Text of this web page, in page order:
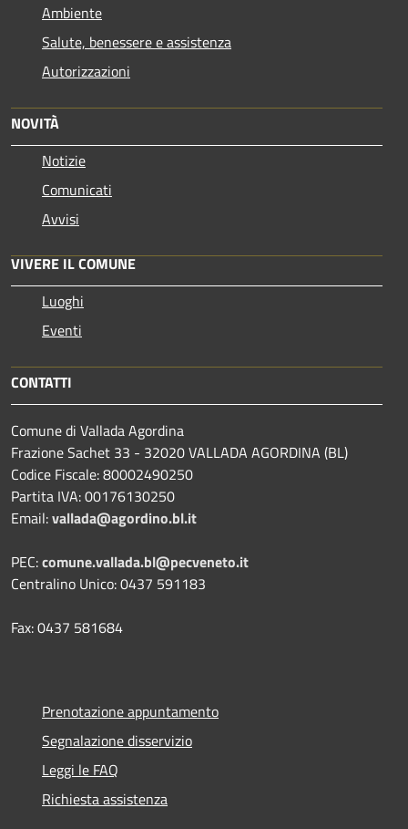
Ambiente
Salute, benessere e assistenza
Autorizzazioni
NOVITÀ
Notizie
Comunicati
Avvisi
VIVERE IL COMUNE
Luoghi
Eventi
CONTATTI
Comune di Vallada Agordina
Frazione Sachet 33 - 32020 VALLADA AGORDINA (BL)
Codice Fiscale: 80002490250
Partita IVA: 00176130250
Email:vallada@agordino.bl.it
PEC:comune.vallada.bl@pecveneto.it
Centralino Unico: 0437 591183
Fax: 0437 581684
Prenotazione appuntamento
Segnalazione disservizio
Leggi le FAQ
Richiesta assistenza